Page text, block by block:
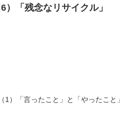
）「残念なリサイクル」
1）「言ったこと」と「やったこと